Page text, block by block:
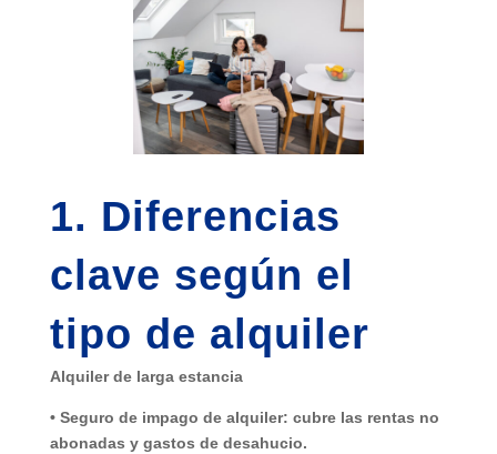
1. Diferencias
clave según el
tipo de alquiler
Alquiler de larga estancia
• Seguro de impago de alquiler: cubre las rentas no
abonadas y gastos de desahucio.